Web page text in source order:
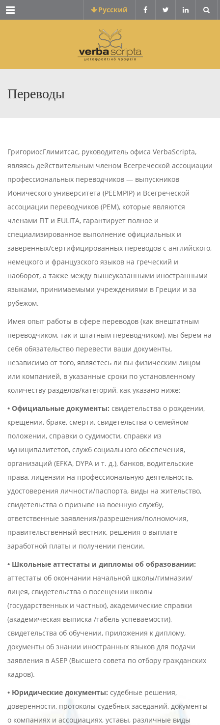
Menu Pусский
Переводы
ГригориосГлимитсас, руководитель офиса VerbaScripta,
являясь действительным членом Всегреческой ассоциации
профессиональных переводчиков — выпускников
Ионического университета (PEEMPIP) и Всегреческой
ассоциации переводчиков (PEM), которые являются
членами FIT и EULITA, гарантирует полное и
специализированное выполнение официальных и
заверенных/сертифицированных переводов с английского,
немецкого и французского языков на греческий и
наоборот, а также между вышеуказанными иностранными
языками, принимаемыми учреждениями в Греции и за
рубежом.
Имея опыт работы в сфере переводов (как внештатным
переводчиком, так и штатным переводчиком), мы берем на
себя обязательство перевести ваши документы,
независимо от того, являетесь ли вы физическим лицом
или компанией, в указанные сроки по установленному
количеству разделов/категорий, как указано ниже:
• Официальные документы: свидетельства о рождении,
крещении, браке, смерти, свидетельства о семейном
положении, справки о судимости, справки из
муниципалитетов, служб социального обеспечения,
организаций (EFKA, DYPA и т. д.), банков, водительские
права, лицензии на профессиональную деятельность,
удостоверения личности/паспорта, виды на жительство,
свидетельства о призыве на военную службу,
ответственные заявления/разрешения/полномочия,
правительственный вестник, решения о выплате
заработной платы и получении пенсии.
• Школьные аттестаты и дипломы об образовании:
аттестаты об окончании начальной школы/гимназии/
лицея, свидетельства о посещении школы
(государственных и частных), академические справки
(академическая выписка /табель успеваемости),
свидетельства об обучении, приложения к диплому,
документы об знании иностранных языков для подачи
заявления в ASEP (Высшего совета по отбору гражданских
кадров).
• Юридические документы: судебные решения,
доверенности, протоколы судебных заседаний, документы
о компаниях и ассоциациях, уставы, различные виды